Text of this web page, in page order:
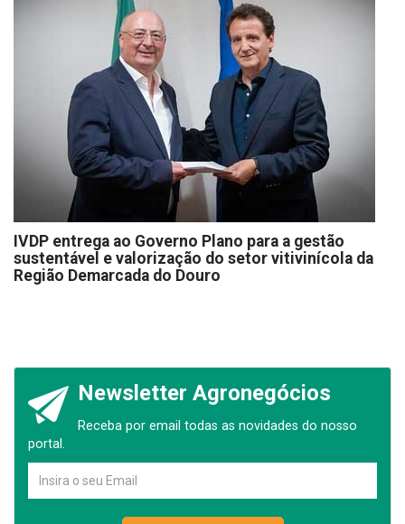
IVDP entrega ao Governo Plano para a gestão
sustentável e valorização do setor vitivinícola da
Região Demarcada do Douro
Newsletter Agronegócios
Receba por email todas as novidades do nosso
portal.